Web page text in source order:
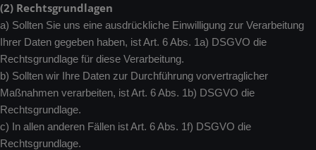
(2) Rechtsgrundlagen
a) Sollten Sie uns eine ausdrückliche Einwilligung zur Verarbeitung
Ihrer Daten gegeben haben, ist Art. 6 Abs. 1a) DSGVO die
Rechtsgrundlage für diese Verarbeitung.
b) Sollten wir Ihre Daten zur Durchführung vorvertraglicher
Maßnahmen verarbeiten, ist Art. 6 Abs. 1b) DSGVO die
Rechtsgrundlage.
c) In allen anderen Fällen ist Art. 6 Abs. 1f) DSGVO die
Rechtsgrundlage.